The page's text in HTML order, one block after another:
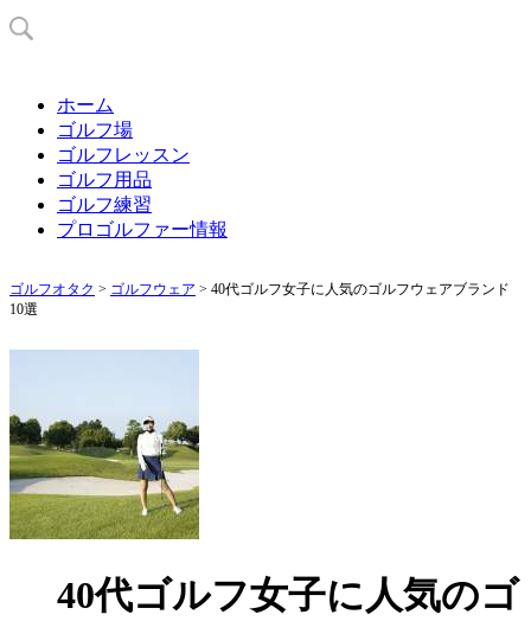
ホーム
ゴルフ場
ゴルフレッスン
ゴルフ用品
ゴルフ練習
プロゴルファー情報
ゴルフオタク > ゴルフウェア > 40代ゴルフ女子に人気のゴルフウェアブランド
10選
40代ゴルフ女子に人気のゴ